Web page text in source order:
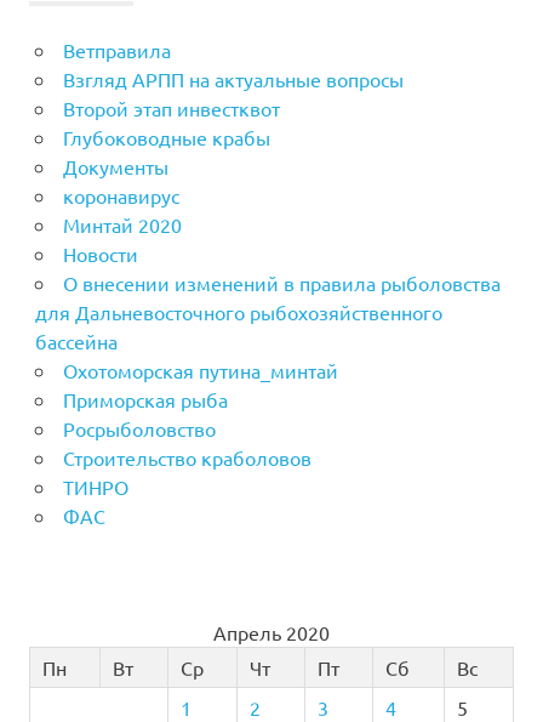
Ветправила
Взгляд АРПП на актуальные вопросы
Второй этап инвестквот
Глубоководные крабы
Документы
коронавирус
Минтай 2020
Новости
О внесении изменений в правила рыболовства
для Дальневосточного рыбохозяйственного
бассейна
Охотоморская путина_минтай
Приморская рыба
Росрыболовство
Строительство краболовов
ТИНРО
ФАС
Апрель 2020
Пн
Вт Ср Чт Пт Сб
Вс
1
2 3 4 5